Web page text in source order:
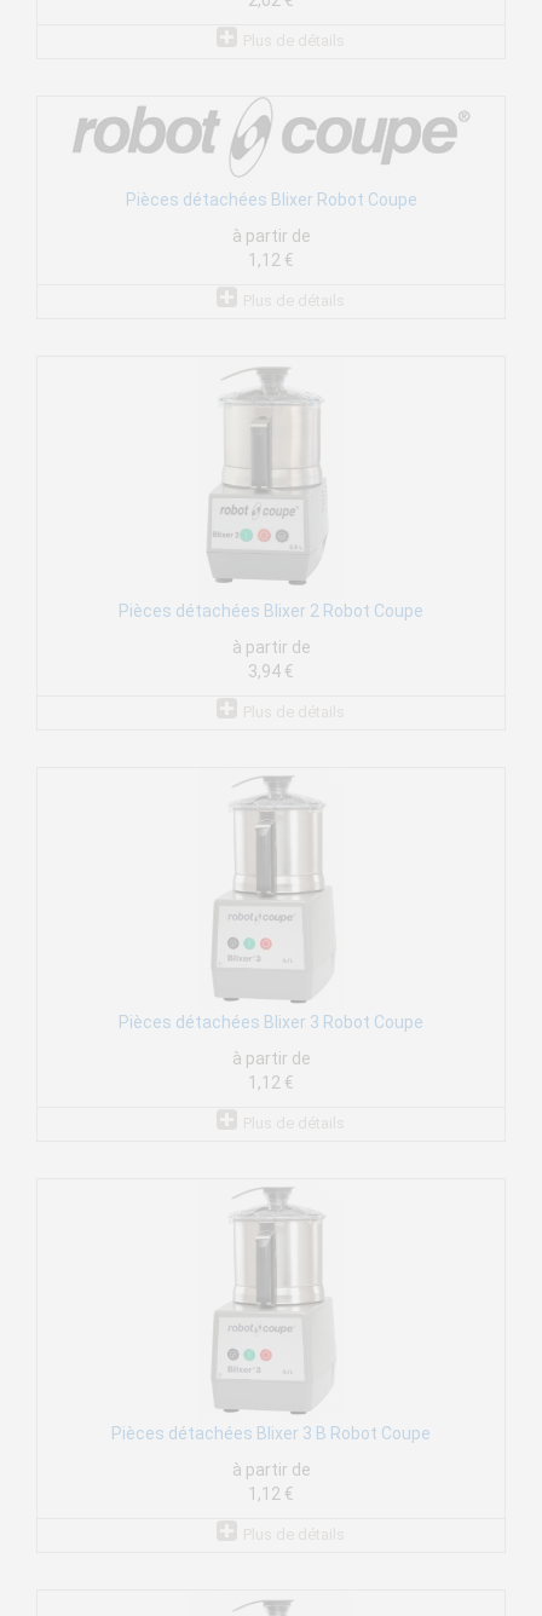
Pièces détachées Blixer Robot Coupe
à partir de
1,12 €
Pièces détachées Blixer 2 Robot Coupe
à partir de
3,94 €
Pièces détachées Blixer 3 Robot Coupe
à partir de
1,12 €
Pièces détachées Blixer 3 B Robot Coupe
à partir de
1,12 €